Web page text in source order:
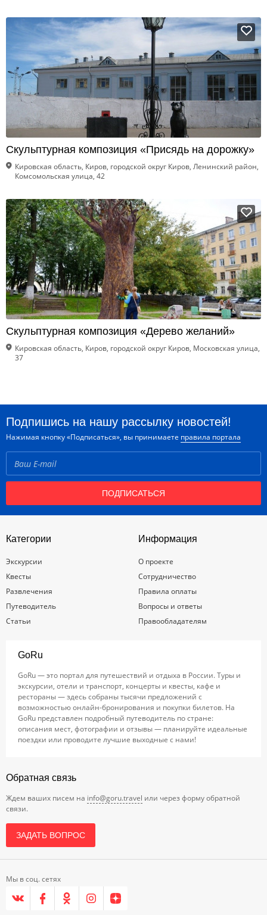
Скульптурная композиция «Присядь на дорожку»
Кировская область, Киров, городской округ Киров, Ленинский район,
Комсомольская улица, 42
Скульптурная композиция «Дерево желаний»
Кировская область, Киров, городской округ Киров, Московская улица,
37
Подпишись на нашу рассылку новостей!
Нажимая кнопку «Подписаться», вы принимаете правила портала
ПОДПИСАТЬСЯ
Категории
Экскурсии
Квесты
Развлечения
Путеводитель
Статьи
Информация
О проекте
Сотрудничество
Правила оплаты
Вопросы и ответы
Правообладателям
GoRu
GoRu — это портал для путешествий и отдыха в России. Туры и
экскурсии, отели и транспорт, концерты и квесты, кафе и
рестораны — здесь собраны тысячи предложений с
возможностью онлайн-бронирования и покупки билетов. На
GoRu представлен подробный путеводитель по стране:
описания мест, фотографии и отзывы — планируйте идеальные
поездки или проводите лучшие выходные с нами!
Обратная связь
Ждем ваших писем на info@goru.travel или через форму обратной
связи.
ЗАДАТЬ ВОПРОС
Мы в соц. сетях